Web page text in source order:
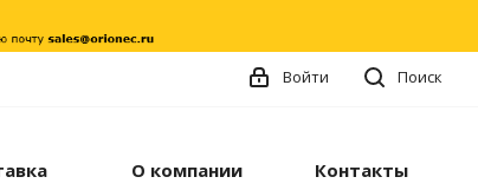
Поиск
Войти
О компании Контакты